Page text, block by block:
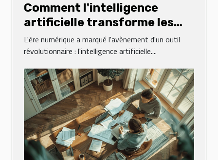
Comment l'intelligence
artificielle transforme les
stratégies de carrière
L'ère numérique a marqué l'avènement d'un outil
révolutionnaire : l'intelligence artificielle....